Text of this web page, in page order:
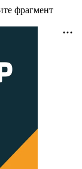
фрагмент